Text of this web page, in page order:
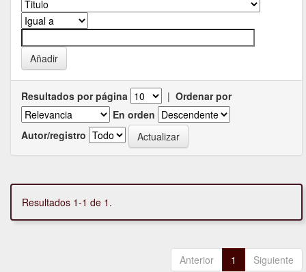
Resultados por página | Ordenar por
En orden
Autor/registro
Resultados 1-1 de 1.
Anterior 1 Siguiente